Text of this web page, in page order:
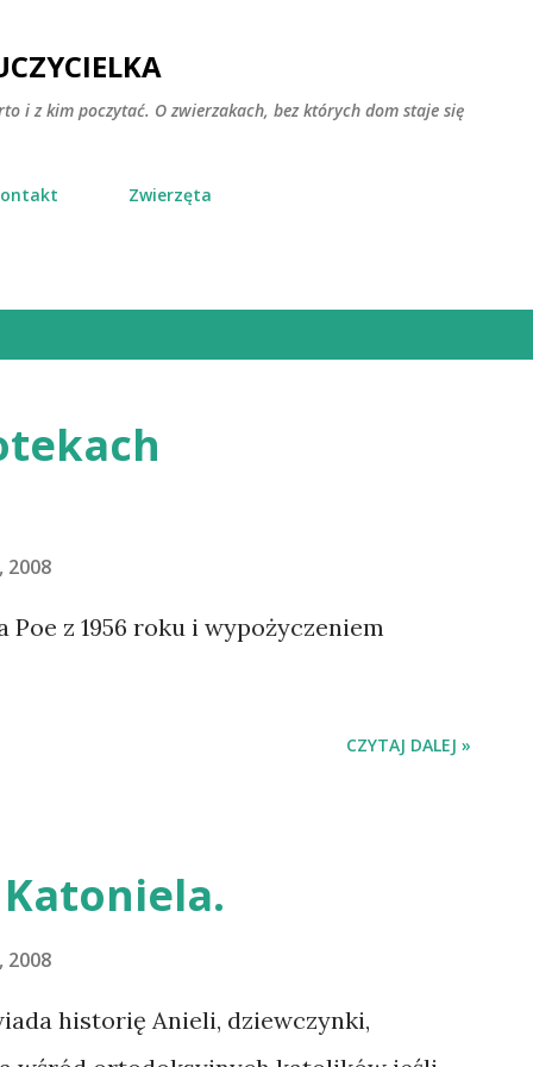
i z kim poczytać. O zwierzakach, bez których dom staje się
Zwierzęta
2008
Poe z 1956 roku i wypożyczeniem
CZYTAJ DALEJ »
2008
historię Anieli, dziewczynki,